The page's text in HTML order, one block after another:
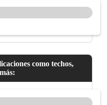
como techos,